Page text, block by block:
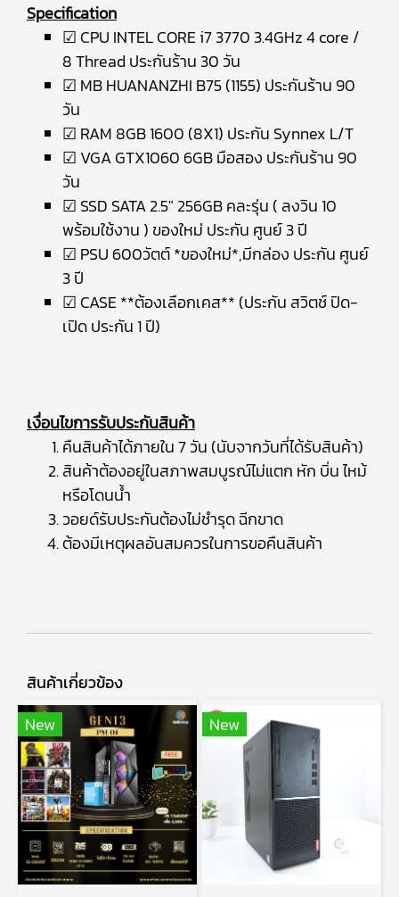
Specification
☑ CPU INTEL CORE i7 3770 3.4GHz 4 core /
8 Thread ประกันร้าน 30 วัน
☑ MB HUANANZHI B75 (1155) ประกันร้าน 90
วัน
☑ RAM 8GB 1600 (8X1) ประกัน Synnex L/T
☑ VGA GTX1060 6GB มือสอง ประกันร้าน 90
วัน
☑ SSD SATA 2.5" 256GB คละรุ่น ( ลงวิน 10
พร้อมใช้งาน ) ของใหม่ ประกัน ศูนย์ 3 ปี
☑ PSU 600วัตต์ *ของใหม่*,มีกล่อง ประกัน ศูนย์
3 ปี
☑ CASE **ต้องเลือกเคส** (ประกัน สวิตช์ ปิด-
เปิด ประกัน 1 ปี)
เงื่อนไขการรับประกันสินค้า
คืนสินค้าได้ภายใน 7 วัน (นับจากวันที่ได้รับสินค้า)
สินค้าต้องอยู่ในสภาพสมบูรณ์ไม่แตก หัก บิ่น ไหม้
หรือโดนน้ำ
วอยด์รับประกันต้องไม่ชำรุด ฉีกขาด
ต้องมีเหตุผลอันสมควรในการขอคืนสินค้า
สินค้าเกี่ยวข้อง
New
New